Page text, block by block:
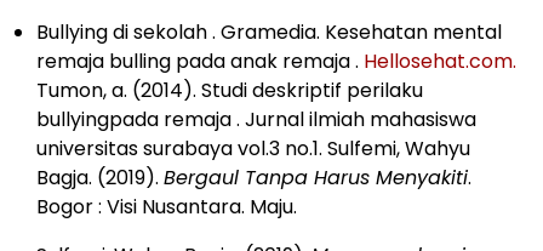
Bullying di sekolah . Gramedia. Kesehatan mental
remaja bulling pada anak remaja . Hellosehat.com.
Tumon, a. (2014). Studi deskriptif perilaku
bullyingpada remaja . Jurnal ilmiah mahasiswa
universitas surabaya vol.3 no.1. Sulfemi, Wahyu
Bagja. (2019). Bergaul Tanpa Harus Menyakiti.
Bogor : Visi Nusantara. Maju.